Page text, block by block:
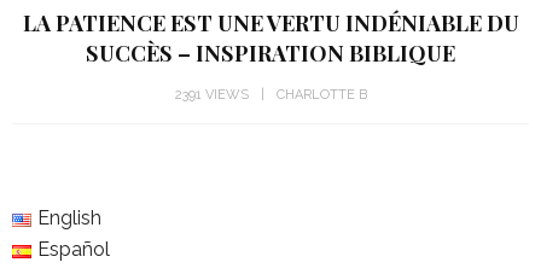
LA PATIENCE EST UNE VERTU INDÉNIABLE DU
SUCCÈS – INSPIRATION BIBLIQUE
2391 VIEWS CHARLOTTE B
English
Español